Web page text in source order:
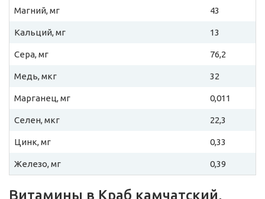
Магний, мг 43
Кальций, мг 13
Сера, мг 76,2
Медь, мкг 32
Марганец, мг 0,011
Селен, мкг 22,3
Цинк, мг 0,33
Железо, мг 0,39
Витамины в Краб камчатский,